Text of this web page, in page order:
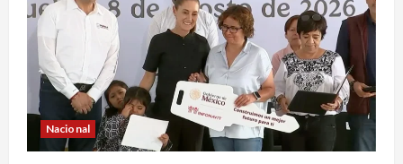
Nacional